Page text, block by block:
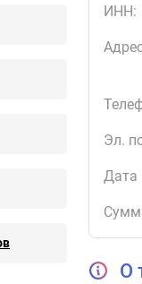
ИНН:
Эл.
Дата
О